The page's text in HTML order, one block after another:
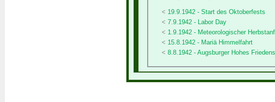
19.9.1942 - Start des Oktoberfests
7.9.1942 - Labor Day
1.9.1942 - Meteorologischer
15.8.1942 - Mariä Himmelfahrt
8.8.1942 - Augsburger Hohes